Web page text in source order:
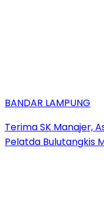
BANDAR LAMPUNG
Terima SK Manajer,
Pelatda Bulutangkis